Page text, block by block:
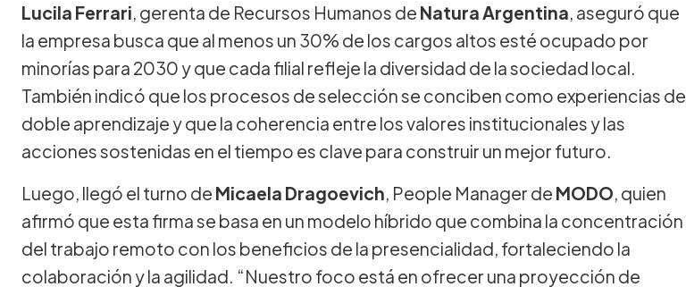
Lucila Ferrari, gerenta de Recursos Humanos de Natura Argentina, aseguró que
la empresa busca que al menos un 30% de los cargos altos esté ocupado por
minorías para 2030 y que cada filial refleje la diversidad de la sociedad local.
También indicó que los procesos de selección se conciben como experiencias de
doble aprendizaje y que la coherencia entre los valores institucionales y las
acciones sostenidas en el tiempo es clave para construir un mejor futuro.
Luego, llegó el turno de Micaela Dragoevich, People Manager de MODO, quien
afirmó que esta firma se basa en un modelo híbrido que combina la concentración
del trabajo remoto con los beneficios de la presencialidad, fortaleciendo la
colaboración y la agilidad. “Nuestro foco está en ofrecer una proyección de